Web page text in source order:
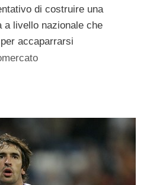
di costruire una
a livello nazionale che
accaparrarsi